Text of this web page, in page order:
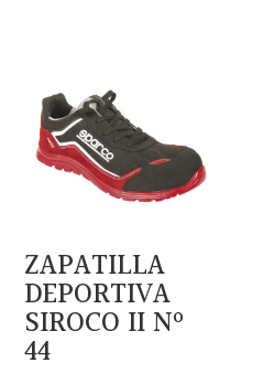
213,24 €.
ZAPATILLA
DEPORTIVA
SIROCO II Nº
44